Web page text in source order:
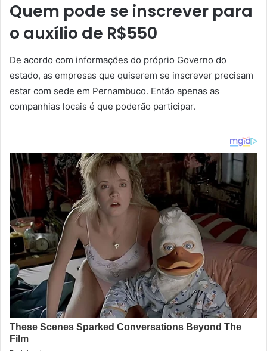
Quem pode se inscrever para
o auxílio de R$550
De acordo com informações do próprio Governo do
estado, as empresas que quiserem se inscrever precisam
estar com sede em Pernambuco. Então apenas as
companhias locais é que poderão participar.